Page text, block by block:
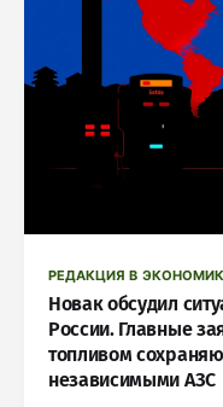
РЕДАКЦИЯ В
Новак обсудил
России. Главные
топливом
независимыми АЗС